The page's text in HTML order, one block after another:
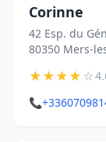
Corinne
42 Esp. du
80350 Mers-
★★★★☆
📞